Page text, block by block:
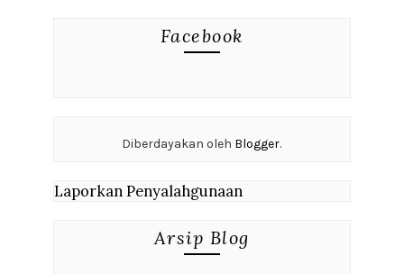
Facebook
Diberdayakan oleh Blogger.
Laporkan Penyalahgunaan
Arsip Blog